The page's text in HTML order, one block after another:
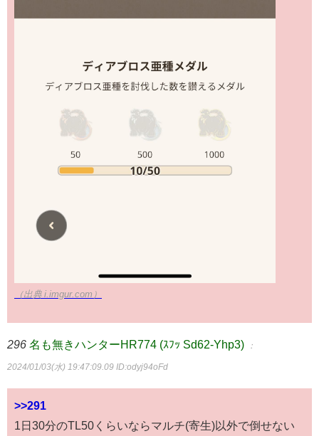
（出典 i.imgur.com）
296 名も無きハンターHR774 (ｽﾌｯ Sd62-Yhp3) ：
2024/01/03(水) 19:47:09.09 ID:odyj94oFd
>>291
1日30分のTL50くらいならマルチ(寄生)以外で倒せない